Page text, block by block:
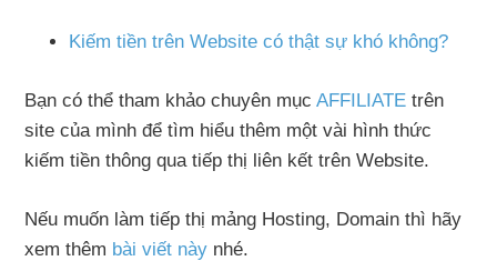
Kiếm tiền trên Website có thật sự khó không?
Bạn có thể tham khảo chuyên mụcAFFILIATE trên
site của mình để tìm hiểu thêm một vài hình thức
kiếm tiền thông qua tiếp thị liên kết trên Website.
Nếu muốn làm tiếp thị mảng Hosting, Domain thì hãy
xem thêm bài viết này nhé.